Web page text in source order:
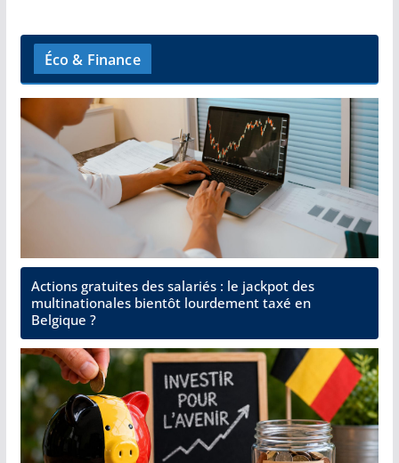
Éco & Finance
Actions gratuites des salariés : le jackpot des
multinationales bientôt lourdement taxé en
Belgique ?